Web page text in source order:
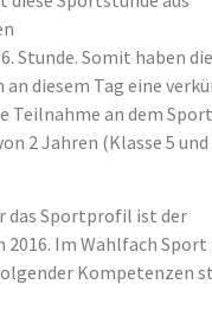
Stunde. Somit haben
an diesem Tag eine
Teilnahme an dem
2 Jahren (Klasse 5 und
das Sportprofil ist der
2016. Im Wahlfach
Kompetenzen